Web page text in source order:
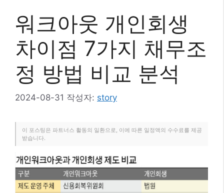
워크아웃 개인회생
차이점 7가지 채무조
정 방법 비교 분석
2024-08-31 작성자: story
이 포스팅은 파트너스 활동의 일환으로, 이에 따른 일정액의 수수료를 제공
받습니다.